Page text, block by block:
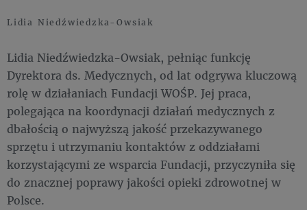
Lidia Niedźwiedzka-Owsiak
Lidia Niedźwiedzka-Owsiak, pełniąc funkcję
Dyrektora ds. Medycznych, od lat odgrywa kluczową
rolę w działaniach Fundacji WOŚP. Jej praca,
polegająca na koordynacji działań medycznych z
dbałością o najwyższą jakość przekazywanego
sprzętu i utrzymaniu kontaktów z oddziałami
korzystającymi ze wsparcia Fundacji, przyczyniła się
do znacznej poprawy jakości opieki zdrowotnej w
Polsce.